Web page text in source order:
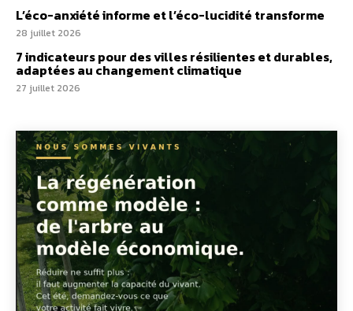
L’éco-anxiété informe et l’éco-lucidité transforme
28 juillet 2026
7 indicateurs pour des villes résilientes et durables,
adaptées au changement climatique
27 juillet 2026